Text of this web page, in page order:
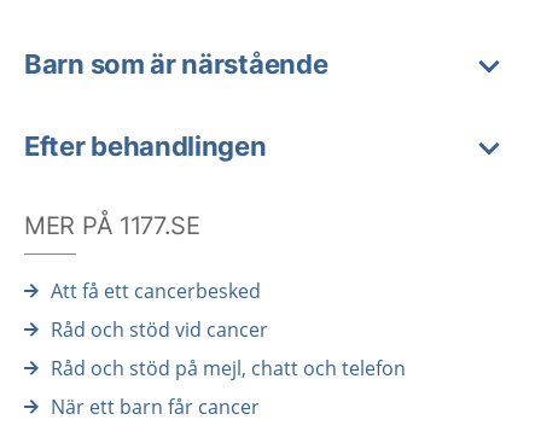
Barn som är närstående
Efter behandlingen
MER PÅ 1177.SE
Att få ett cancerbesked
Råd och stöd vid cancer
Råd och stöd på mejl, chatt och telefon
När ett barn får cancer